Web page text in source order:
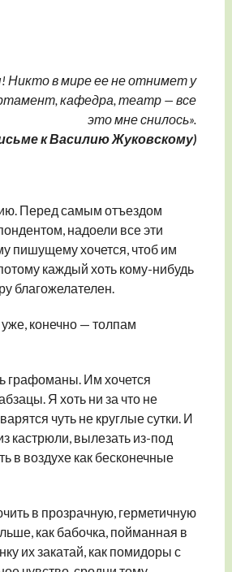
Никто в мире ее не отнимет у
кафедра, театр — все
это мне снилось».
к Василию Жуковскому)
Перед самым отъездом
надоели все эти
пишущему хочется, чтоб им
каждый хоть кому-нибудь
благожелателен.
конечно — толпам
графоманы. Им хочется
Я хоть ни за что не
чуть не круглые сутки. И
кастрюли, вылезать из-под
в воздухе как бесконечные
в прозрачную, герметичную
как бабочка, пойманная в
их закатай, как помидоры с